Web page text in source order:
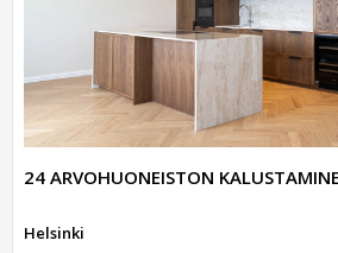
24 ARVOHUONEISTON
Helsinki